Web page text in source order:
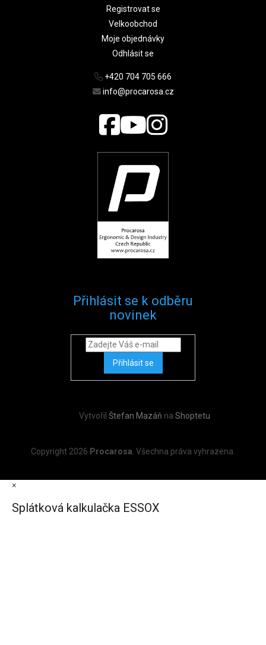
Registrovat se
Velkoobchod
Moje objednávky
Odhlásit se
+420 704 705 666
info@procarosa.cz
Přihlásit se k odběru
novinek
Přihlásit se
Vytvořil Štefan Mazáň na Shoptetu
Copyright 2026 Procarosa . Všechna práva vyhrazena.
×
Splátková kalkulačka ESSOX